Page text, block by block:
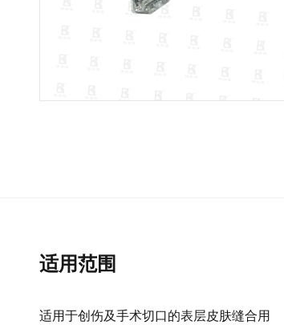
适用范围
适用于创伤及手术切口的表层皮肤缝合用